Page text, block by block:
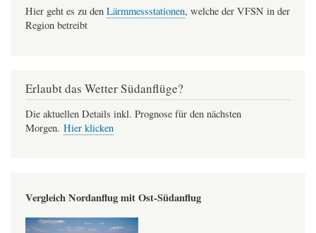
Hier geht es zu den Lärmmessstationen, welche der VFSN in der
Region betreibt
Erlaubt das Wetter Südanflüge?
Die aktuellen Details inkl. Prognose für den nächsten
Morgen. Hier klicken
Vergleich Nordanflug mit Ost-Südanflug